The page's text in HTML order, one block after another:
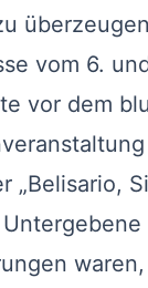
vom 6.
vor dem
„Belisario,